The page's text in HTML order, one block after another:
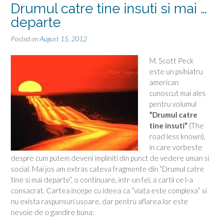
Drumul catre tine insuti si mai …
departe
Posted onAugust 15, 2012
M. Scott Peck
este un psihiatru
american
cunoscut mai ales
pentru volumul
“Drumul catre
tine insuti” (The
road less known),
in care vorbeste
despre cum putem deveni impliniti din punct de vedere uman si
social. Mai jos am extras cateva fragmente din “Drumul catre
tine si mai departe”, o continuare, intr-un fel, a cartii ce l-a
consacrat. Cartea incepe cu ideea ca “viata este complexa” si
nu exista raspunsuri usoare, dar pentru aflarea lor este
nevoie de o gandire buna: